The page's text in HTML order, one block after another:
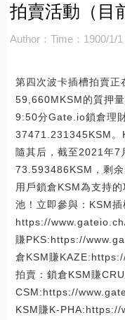
拍賣活動（目
Author： Time：1900/1/
第四次波卡插槽拍賣
59,660MKSM的質押
9:50分Gate.io鎖倉理
37471.231345KSM。
隨其后，截至2021年7
73.593486KSM，剩
用戶鎖倉KSM為支持
池！立即參與：KSM插
https://
賺PKS:https://
倉KSM賺
拍賣：鎖倉KSM賺
CSM:https://
KSM賺K-